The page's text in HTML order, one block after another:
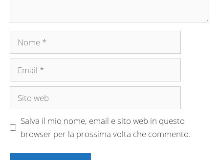
Nome
Email
Sito
Salva il mio nome, email e sito web in questo
browser per la prossima volta che commento.